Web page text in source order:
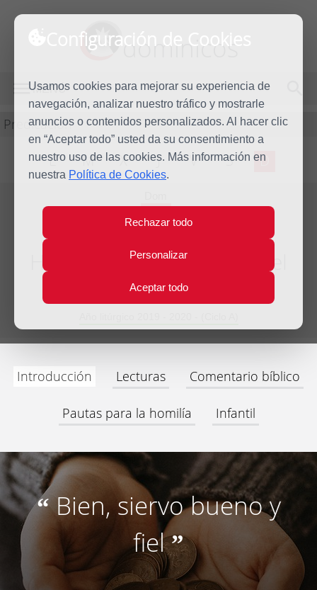
Configuración de Cookies
Usamos cookies para mejorar su experiencia de
navegación, analizar nuestro tráfico y mostrarle
anuncios o contenidos personalizados. Al hacer clic
en “Aceptar todo” usted da su consentimiento a
nuestro uso de las cookies. Más información en
nuestra Política de Cookies.
Rechazar todo
Personalizar
Aceptar todo
dominicos
MENÚ
Predicación
L M X J V S D
15
Nov
Homilía XXXIII Domingo del
tiempo ordinario
Introducción Lecturas Comentario bíblico
Pautas para la homilía Infantil
“Bien, siervo bueno y
fiel”